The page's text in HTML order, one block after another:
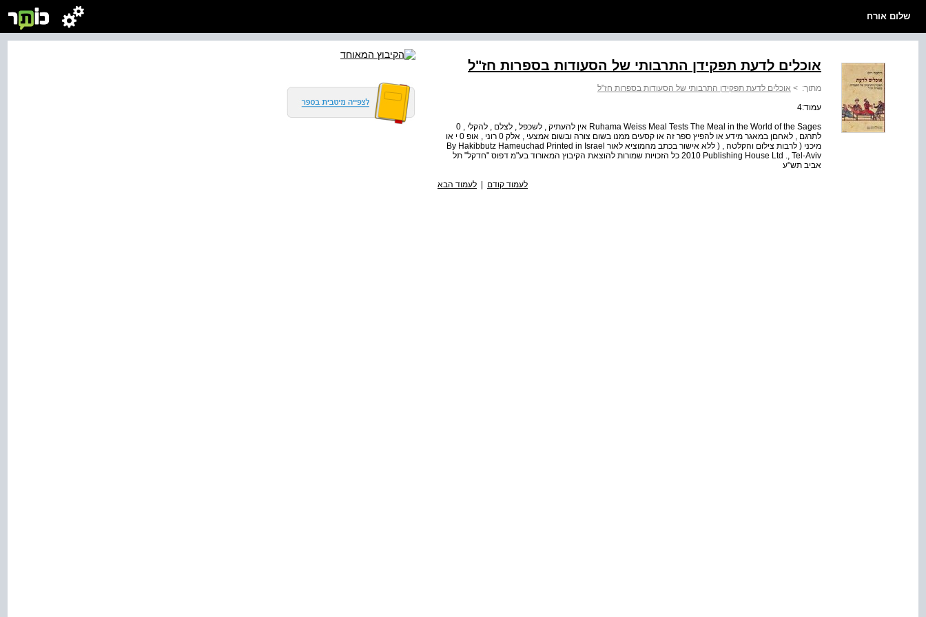
שלום אורח
אוכלים לדעת תפקידן התרבותי של הסעודות בספרות חז"ל
מתוך: > אוכלים לדעת תפקידן התרבותי של הסעודות בספרות חז"ל
עמוד:4
Ruhama Weiss Meal Tests The Meal in the World of the Sages אין להעתיק , לשכפל , לצלם , להקלי , 0
לתרגם , לאחםן במאגר מידע או להפיץ ספר זה או קסעים ממנו בשום צורה ובשום אמצעי , אלק 0 רוני , אופ 0 י או
מיכני ( לרבות צילום והקלטה , ( ללא אישור בכתב מהמוציא לאור By Hakibbutz Hameuchad Printed in Israel
2010 Publishing House Ltd ., Tel-Aviv כל הזכויות שמורות להוצאת הקיבוץ המאורוד בע"מ דפוס "חדקל" תל
אביב תש"ע
לעמוד קודם | לעמוד הבא